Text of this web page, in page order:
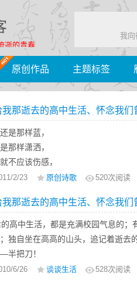
逝的青春……
我向
原创作品 主题标签
我那逝去的高中生活、怀念我们
是那样蓝，
那样潇洒，
不应该伤感，
学们暂时的分开，
录一下与青春有关的日子，以一首
届11班的所有同学们
把刀记于2011年2月23日上午
2/23 原创诗歌 520次阅读
我那逝去的高中生活、怀念我
高中生活，都是充满校园气息的；
独自坐在高高的山头，追记着逝去
半把刀！
6/26 谈谈生活 528次阅读